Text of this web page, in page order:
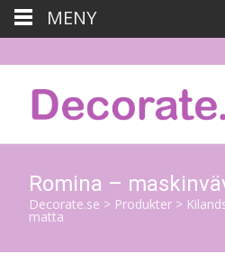
Romina –
Decorate.se > Produkter >
matta
MENY